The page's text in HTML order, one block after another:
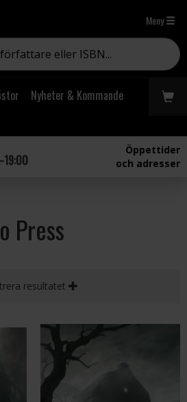
Meny
Nyheter & Kommande
Öppettider
och adresser
Press
resultatet